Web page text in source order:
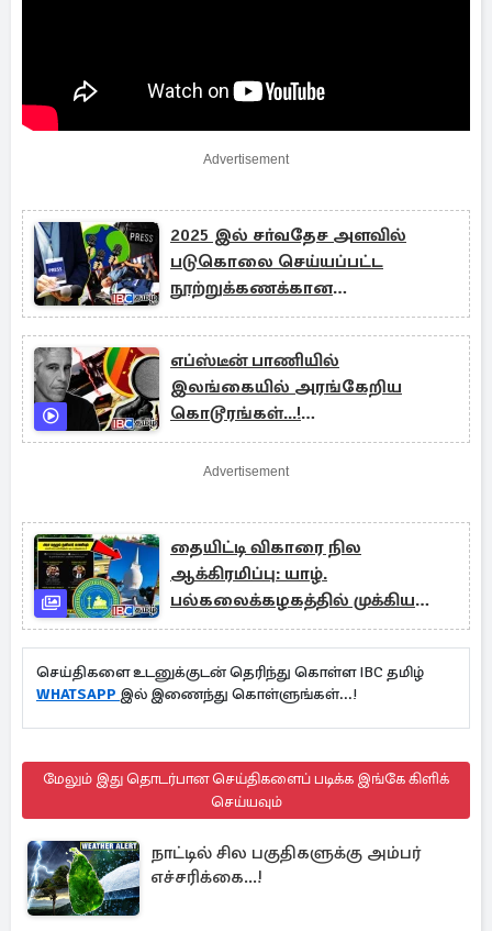
Advertisement
2025 இல் சா்வதேச அளவில்
படுகொலை செய்யப்பட்ட
நூற்றுக்கணக்கான
செய்தியாளர்கள்!
எப்ஸ்டீன் பாணியில்
இலங்கையில் அரங்கேறிய
கொடூரங்கள்...!
மூடிமறைக்கப்பட்ட அதிர்ச்சி
தகவல்கள்
Advertisement
தையிட்டி விகாரை நில
ஆக்கிரமிப்பு: யாழ்.
பல்கலைக்கழகத்தில் முக்கிய
கலந்துரையாடல்
செய்திகளை உடனுக்குடன் தெரிந்து கொள்ள IBC தமிழ்
WHATSAPP இல் இணைந்து கொள்ளுங்கள்...!
மேலும் இது தொடர்பான செய்திகளைப் படிக்க இங்கே கிளிக்
செய்யவும்
நாட்டில் சில பகுதிகளுக்கு அம்பர்
எச்சரிக்கை...!